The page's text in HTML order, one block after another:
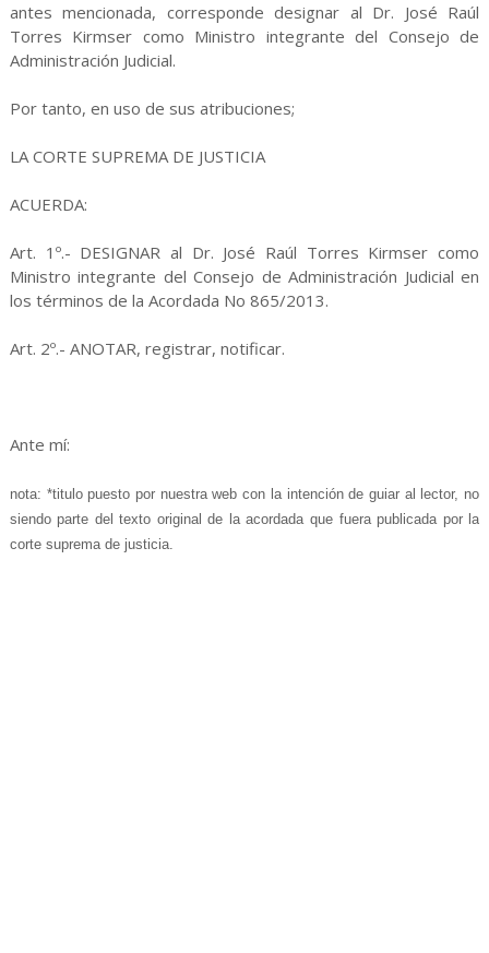
antes mencionada, corresponde designar al Dr. José Raúl
Torres Kirmser como Ministro integrante del Consejo de
Administración Judicial.
Por tanto, en uso de sus atribuciones;
LA CORTE SUPREMA DE JUSTICIA
ACUERDA:
Art. 1º.- DESIGNAR al Dr. José Raúl Torres Kirmser como
Ministro integrante del Consejo de Administración Judicial en
los términos de la Acordada No 865/2013.
Art. 2º.- ANOTAR, registrar, notificar.
Ante mí:
nota: *titulo puesto por nuestra web con la intención de guiar al lector, no
siendo parte del texto original de la acordada que fuera publicada por la
corte suprema de justicia.